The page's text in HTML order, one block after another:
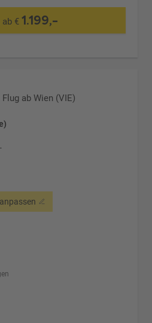
ab €1.199,-
Flug ab Wien (VIE)